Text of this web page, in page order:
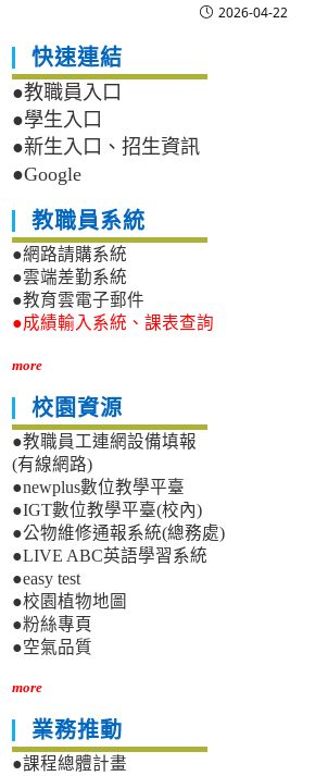
2026-04-22
快速連結
●教職員入口
●學生入口
●新生入口、招生資訊
●Google
教職員系統
●網路請購系統
●雲端差勤系統
●教育雲電子郵件
●成績輸入系統、課表查詢
more
校園資源
●教職員工連網設備填報
(有線網路)
●newplus數位教學平臺
●IGT數位教學平臺(校內)
●公物維修通報系統(總務處)
●LIVE ABC英語學習系統
●easy test
●校園植物地圖
●粉絲專頁
●空氣品質
more
業務推動
●課程總體計畫